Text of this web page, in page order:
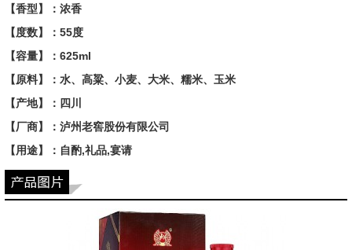
【香型】：浓香
【度数】：55度
【容量】：625ml
【原料】：水、高粱、小麦、大米、糯米、玉米
【产地】：四川
【厂商】：泸州老窖股份有限公司
【用途】：自酌,礼品,宴请